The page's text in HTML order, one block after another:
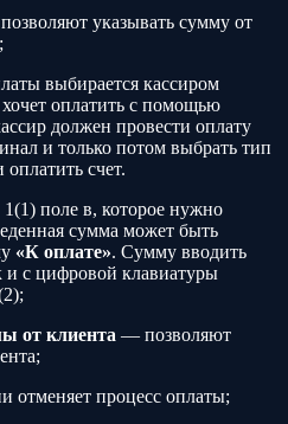
указывать сумму от
выбирается кассиром
оплатить с помощью
должен провести оплату
и только потом выбрать тип
счет.
поле в, которое нужно
сумма может быть
«К оплате». Сумму вводить
и с цифровой клавиатуры
от клиента — позволяют
отменяет процесс оплаты;